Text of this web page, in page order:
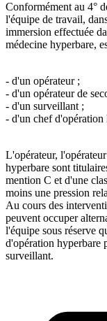
Conformément au 4°
l'équipe de travail,
immersion effectuée
médecine hyperbare,
- d'un opérateur ;
- d'un opérateur de
- d'un surveillant ;
- d'un chef d'opération
L'opérateur,
hyperbare sont
mention C et d'une
moins une pression
Au cours des
peuvent occuper
l'équipe sous réserve
d'opération hyperbare
surveillant.